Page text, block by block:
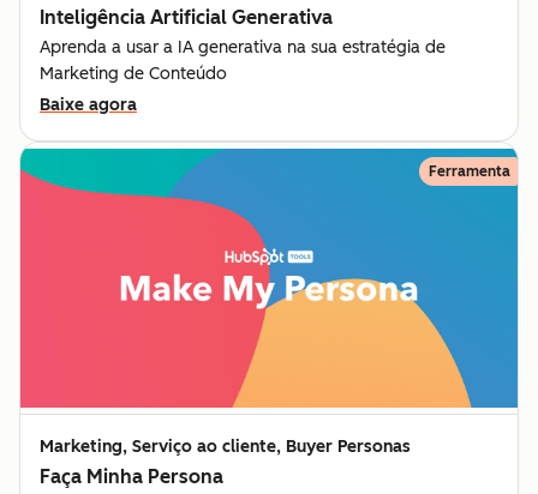
Inteligência Artificial Generativa
Aprenda a usar a IA generativa na sua estratégia de
Marketing de Conteúdo
Baixe agora
Ferramenta
Marketing, Serviço ao cliente, Buyer Personas
Faça Minha Persona